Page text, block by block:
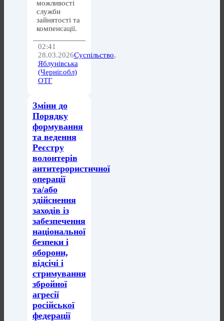
можливості
служби
зайнятості та
компенсації.
02:41
28.03.2026Суспільство,
Яблунівська
(Черніг.обл)
ОТГ
Зміни до
Порядку
формування
та ведення
Реєстру
волонтерів
антитерористичної
операції
та/або
здійснення
заходів із
забезпечення
національної
безпеки і
оборони,
відсічі і
стримування
збройної
агресії
російської
федерації